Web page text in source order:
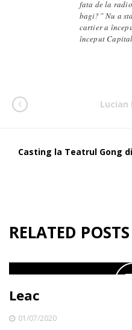
fata de la
bagi?” Nu a
cartier a
început
Lucian
Casting la Teatrul Gong
RELATED POSTS
Leac
01/07/2020